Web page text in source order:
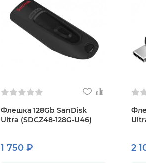
Флешка 128Gb SanDisk
Ultra (SDCZ48-128G-U46)
1 750 ₽ 2